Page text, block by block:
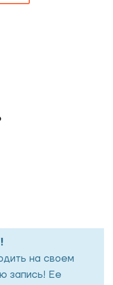
на своем
запись! Ее